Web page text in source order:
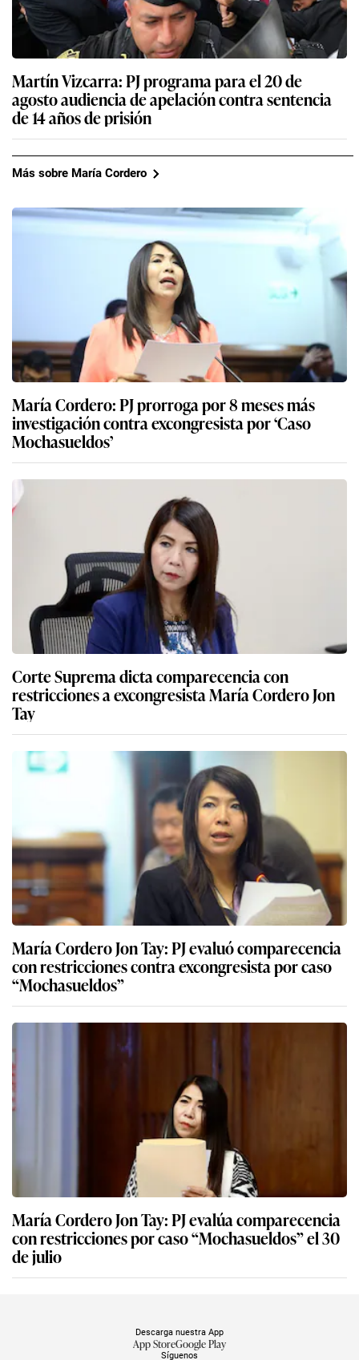
Martín Vizcarra: PJ programa para el 20 de
agosto audiencia de apelación contra sentencia
de 14 años de prisión
Más sobre María Cordero
María Cordero: PJ prorroga por 8 meses más
investigación contra excongresista por ‘Caso
Mochasueldos’
Corte Suprema dicta comparecencia con
restricciones a excongresista María Cordero Jon
Tay
María Cordero Jon Tay: PJ evaluó comparecencia
con restricciones contra excongresista por caso
“Mochasueldos”
María Cordero Jon Tay: PJ evalúa comparecencia
con restricciones por caso “Mochasueldos” el 30
de julio
Síguenos
Descarga nuestra App
App StoreGoogle Play